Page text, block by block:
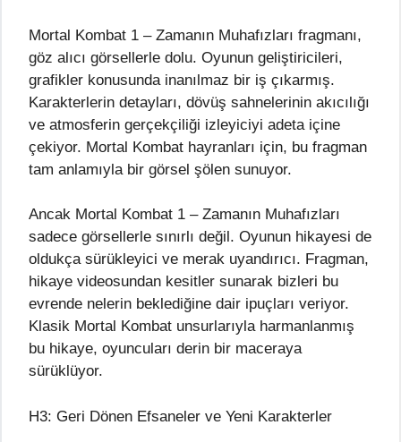
Mortal Kombat 1 – Zamanın Muhafızları fragmanı,
göz alıcı görsellerle dolu. Oyunun geliştiricileri,
grafikler konusunda inanılmaz bir iş çıkarmış.
Karakterlerin detayları, dövüş sahnelerinin akıcılığı
ve atmosferin gerçekçiliği izleyiciyi adeta içine
çekiyor. Mortal Kombat hayranları için, bu fragman
tam anlamıyla bir görsel şölen sunuyor.
Ancak Mortal Kombat 1 – Zamanın Muhafızları
sadece görsellerle sınırlı değil. Oyunun hikayesi de
oldukça sürükleyici ve merak uyandırıcı. Fragman,
hikaye videosundan kesitler sunarak bizleri bu
evrende nelerin beklediğine dair ipuçları veriyor.
Klasik Mortal Kombat unsurlarıyla harmanlanmış
bu hikaye, oyuncuları derin bir maceraya
sürüklüyor.
H3: Geri Dönen Efsaneler ve Yeni Karakterler